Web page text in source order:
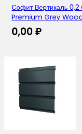
Софит Вертикаль
Premium Grey
0,00 ₽